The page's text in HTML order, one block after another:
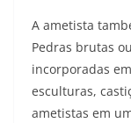
A ametista
Pedras brutas
incorporadas
esculturas,
ametistas em